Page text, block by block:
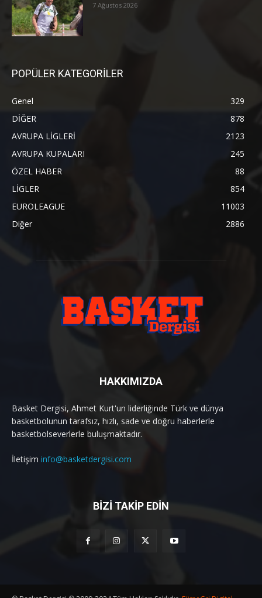
7 Ağustos 2026
POPÜLER KATEGORİLER
Genel
329
DİĞER
878
AVRUPA LİGLERİ
2123
AVRUPA KUPALARI
245
ÖZEL HABER
88
LİGLER
854
EUROLEAGUE
11003
Diğer
2886
HAKKIMIZDA
Basket Dergisi, Ahmet Kurt'un liderliğinde Türk ve dünya
basketbolunun tarafsız, hızlı, sade ve doğru haberlerle
basketbolseverlerle buluşmaktadır.
İletişim info@basketdergisi.com
BİZİ TAKİP EDİN